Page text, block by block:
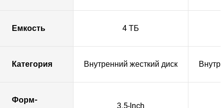
Емкость 4 ТБ
Категория Внутренний жесткий диск
Форм-
3.5-Inch